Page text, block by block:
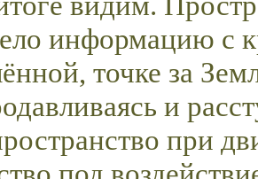
информацию с
точке за
и
при